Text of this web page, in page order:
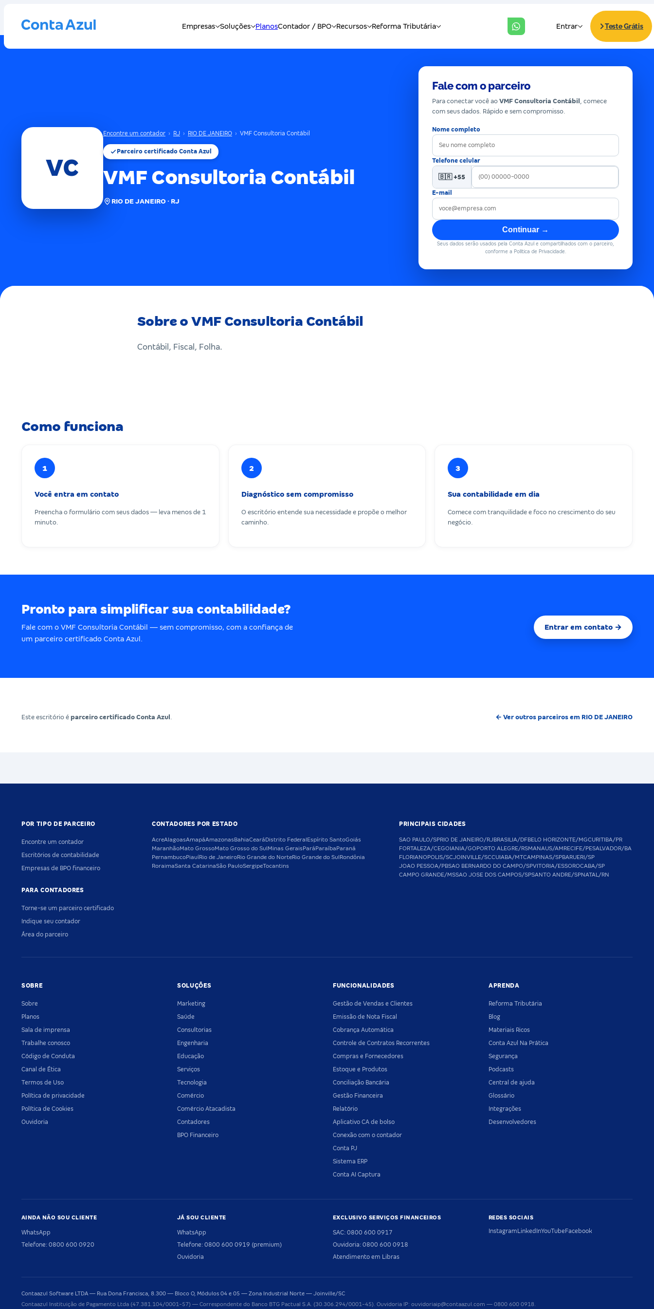
VC
Encontre um contador › RJ › RIO DE JANEIRO › VMF Consultoria Contábil
Parceiro certificado Conta Azul
VMF Consultoria Contábil
RIO DE JANEIRO · RJ
Fale com o parceiro
Para conectar você ao VMF Consultoria Contábil , comece
com seus dados. Rápido e sem compromisso.
Nome completo
Telefone celular
🇧🇷 +55
E-mail
Continuar →
Seus dados serão usados pela Conta Azul e compartilhados com o parceiro,
conforme a Política de Privacidade.
Sobre o VMF Consultoria Contábil
Contábil, Fiscal, Folha.
Como funciona
1
Você entra em contato
Preencha o formulário com seus dados — leva menos de 1
minuto.
2
Diagnóstico sem compromisso
O escritório entende sua necessidade e propõe o melhor
caminho.
3
Sua contabilidade em dia
Comece com tranquilidade e foco no crescimento do seu
negócio.
Pronto para simplificar sua contabilidade?
Fale com o VMF Consultoria Contábil — sem compromisso, com a confiança de
um parceiro certificado Conta Azul.
Entrar em contato →
Este escritório é parceiro certificado Conta Azul . ← Ver outros parceiros em RIO DE JANEIRO
POR TIPO DE PARCEIRO
Encontre um contador
Escritórios de contabilidade
Empresas de BPO financeiro
PARA CONTADORES
Torne-se um parceiro certificado
Indique seu contador
Área do parceiro
CONTADORES POR ESTADO
AcreAlagoasAmapáAmazonasBahiaCearáDistrito FederalEspírito SantoGoiás
MaranhãoMato GrossoMato Grosso do SulMinas GeraisParáParaíbaParaná
PernambucoPiauíRio de JaneiroRio Grande do NorteRio Grande do SulRondônia
RoraimaSanta CatarinaSão PauloSergipeTocantins
PRINCIPAIS CIDADES
SAO PAULO/SPRIO DE JANEIRO/RJBRASILIA/DFBELO HORIZONTE/MGCURITIBA/PR
FORTALEZA/CEGOIANIA/GOPORTO ALEGRE/RSMANAUS/AMRECIFE/PESALVADOR/BA
FLORIANOPOLIS/SCJOINVILLE/SCCUIABA/MTCAMPINAS/SPBARUERI/SP
JOAO PESSOA/PBSAO BERNARDO DO CAMPO/SPVITORIA/ESSOROCABA/SP
CAMPO GRANDE/MSSAO JOSE DOS CAMPOS/SPSANTO ANDRE/SPNATAL/RN
SOBRE
Sobre
Planos
Sala de imprensa
Trabalhe conosco
Código de Conduta
Canal de Ética
Termos de Uso
Política de privacidade
Política de Cookies
Ouvidoria
SOLUÇÕES
Marketing
Saúde
Consultorias
Engenharia
Educação
Serviços
Tecnologia
Comércio
Comércio Atacadista
Contadores
BPO Financeiro
FUNCIONALIDADES
Gestão de Vendas e Clientes
Emissão de Nota Fiscal
Cobrança Automática
Controle de Contratos Recorrentes
Compras e Fornecedores
Estoque e Produtos
Conciliação Bancária
Gestão Financeira
Relatório
Aplicativo CA de bolso
Conexão com o contador
Conta PJ
Sistema ERP
Conta AI Captura
APRENDA
Reforma Tributária
Blog
Materiais Ricos
Conta Azul Na Prática
Segurança
Podcasts
Central de ajuda
Glossário
Integrações
Desenvolvedores
AINDA NÃO SOU CLIENTE
WhatsApp
Telefone: 0800 600 0920
JÁ SOU CLIENTE
WhatsApp
Telefone: 0800 600 0919 (premium)
Ouvidoria
EXCLUSIVO SERVIÇOS FINANCEIROS
SAC: 0800 600 0917
Ouvidoria: 0800 600 0918
Atendimento em Libras
REDES SOCIAIS
InstagramLinkedInYouTubeFacebook
Contaazul Software LTDA — Rua Dona Francisca, 8.300 — Bloco O, Módulos 04 e 05 — Zona Industrial Norte — Joinville/SC
Contaazul Instituição de Pagamento Ltda (47.381.104/0001-57) — Correspondente do Banco BTG Pactual S.A. (30.306.294/0001-45). Ouvidoria IP: ouvidoriaip@contaazul.com — 0800 600 0918.